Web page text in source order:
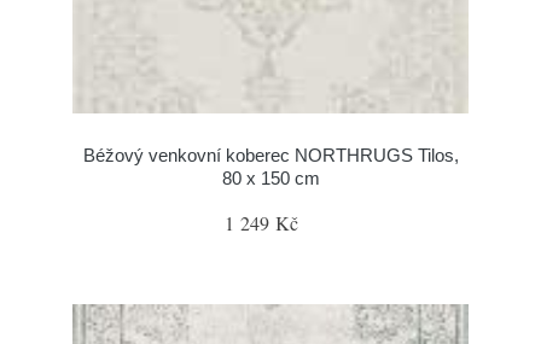
Béžový venkovní koberec NORTHRUGS Tilos,
80 x 150 cm
1 249 Kč